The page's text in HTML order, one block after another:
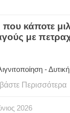
κάποτε
με
-
Περισσότερα
2026